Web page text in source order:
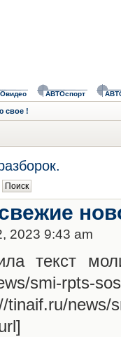
АВТОспорт
свое !
2023 9:43 am
текст
smi-rpts-
news/